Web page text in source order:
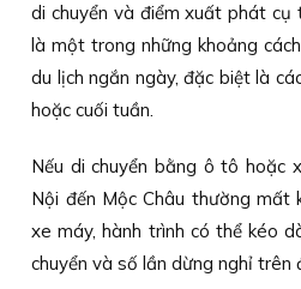
di chuyển và điểm xuất phát
là một trong những khoảng
du lịch ngắn ngày, đặc biệt là
hoặc cuối tuần.
Nếu di chuyển bằng ô tô hoặc
Nội đến Mộc Châu thường mất
xe máy, hành trình có thể kéo
chuyển và số lần dừng nghỉ trên